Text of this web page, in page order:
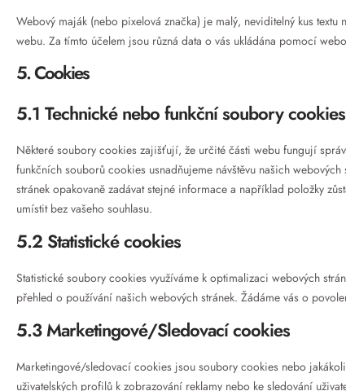
Webový maják (nebo pixelová značka) je malý, neviditelný kus
webu. Za tímto účelem jsou různá data o vás ukládána pomocí
5. Cookies
5.1 Technické nebo funkční soubory cookies
Některé soubory cookies zajišťují, že určité části webu fungují
funkčních souborů cookies usnadňujeme návštěvu našich
stránek opakovaně zadávat stejné informace a například položky
umístit bez vašeho souhlasu.
5.2 Statistické cookies
Statistické soubory cookies využíváme k optimalizaci webových
přehled o používání našich webových stránek. Žádáme vás o
5.3 Marketingové/Sledovací cookies
Marketingové/sledovací cookies jsou soubory cookies nebo
uživatelských profilů k zobrazování reklamy nebo ke sledování